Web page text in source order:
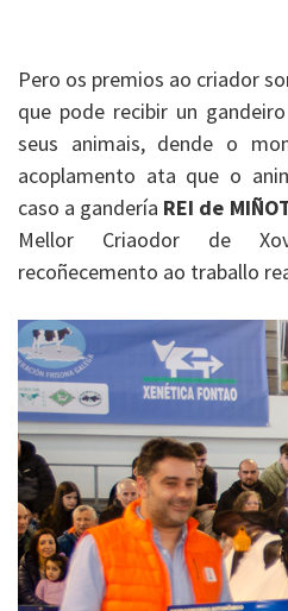
Pero os premios ao criador
que pode recibir un
seus animais, dende o
acoplamento ata que o
caso a gandería REI de
Mellor Criaodor de
recoñecemento ao traballo